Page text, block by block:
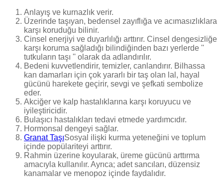
Anlayış ve kurnazlık verir.
Üzerinde taşıyan, bedensel zayıflığa ve acımasızlıklara
karşı koruduğu bilinir.
Cinsel enerjiyi ve duyarlılığı arttırır. Cinsel dengesizliğe
karşı koruma sağladığı bilindiğinden bazı yerlerde ''
tutkuların taşı '' olarak da adlandırılır.
Bedeni kuvvetlendirir, temizler, canlandırır. Bilhassa
kan damarları için çok yararlı bir taş olan lal, hayal
gücünü harekete geçirir, sevgi ve şefkati sembolize
eder.
Akciğer ve kalp hastalıklarına karşı koruyucu ve
iyileştiricidir.
Bulaşıcı hastalıkları tedavi etmede yardımcıdır.
Hormonsal dengeyi sağlar.
Granat TaşıSosyal ilişki kurma yeteneğini ve toplum
içinde popülariteyi arttırır.
Rahmin üzerine koyularak, üreme gücünü arttırma
amacıyla kullanılır. Ayrıca; adet sancıları, düzensiz
kanamalar ve menopoz içinde faydalıdır.